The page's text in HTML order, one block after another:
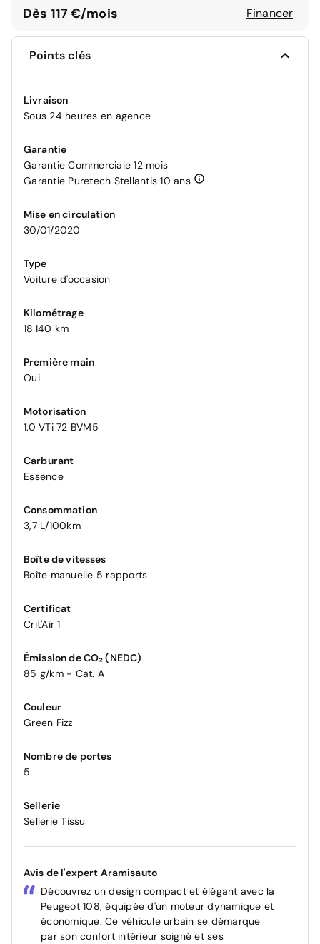
Dès 117 €/mois Financer
Points clés
Livraison
Sous 24 heures en agence
Garantie
Garantie Commerciale 12 mois
Garantie Puretech Stellantis 10 ans
Mise en circulation
30/01/2020
Type
Voiture d'occasion
Kilométrage
18 140 km
Première main
Oui
Motorisation
1.0 VTi 72 BVM5
Carburant
Essence
Consommation
3,7 L/100km
Boîte de vitesses
Boîte manuelle 5 rapports
Certificat
Crit'Air 1
Émission de CO₂ (NEDC)
85 g/km - Cat. A
Couleur
Green Fizz
Nombre de portes
5
Sellerie
Sellerie Tissu
Avis de l'expert Aramisauto
Découvrez un design compact et élégant avec la
Peugeot 108, équipée d'un moteur dynamique et
économique. Ce véhicule urbain se démarque
par son confort intérieur soigné et ses